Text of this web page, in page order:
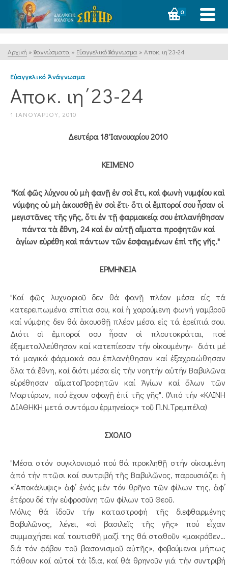
0
Αρχική » Ἀναγνώσματα » Εὐαγγελικό Ἀνάγνωσμα » Αποκ. ιη΄23-24
Εὐαγγελικό Ἀνάγνωσμα
Αποκ. ιη΄23-24
1 ΙΑΝΟΥΑΡΊΟΥ, 2010
Δευτέρα 18 Ἰανουαρίου 2010
ΚΕΙΜΕΝΟ
"Καί φῶς λύχνου οὐ μὴ φανῇ ἐν σοὶ ἔτι, καὶ φωνὴ νυμφίου καὶ
νύμφης οὐ μὴ ἀκουσθῇ ἐν σοὶ ἔτι· ὅτι οἱ ἔμποροί σου ἦσαν οἱ
μεγιστᾶνες τῆς γῆς, ὅτι ἐν τῇ φαρμακείᾳ σου ἐπλανήθησαν
πάντα τὰ ἔθνη, 24 καὶ ἐν αὐτῇ αἵματα προφητῶν καὶ
ἁγίων εὑρέθη καὶ πάντων τῶν ἐσφαγμένων ἐπὶ τῆς γῆς."
ΕΡΜΗΝΕΙΑ
"Καί φῶς λυχναριοῦ δεν θά φανῇ πλέον μέσα είς τά
κατερειπωμένα σπίτια σου, καί ἡ χαρούμενη φωνή γαμβροῦ
καί νύμφης δεν θά ἀκουσθῇ πλέον μέσα εἰς τά ἐρείπιά σου.
Διότι οἱ ἔμποροί σου ἦσαν οἱ πλουτοκράται, ποέ
ἐξεμεταλλεύθησαν καί κατεπίεσαν τήν οἰκουμένην· διότι μέ
τά μαγικά φάρμακά σου ἐπλανήθησαν καί ἐξαχρειώθησαν
ὅλα τά ἔθνη, καί διότι μέσα εἰς τήν νοητήν αὐτήν Βαβυλῶνα
εὑρέθησαν αἵματαΠροφητῶν καί Ἁγίων καί ὄλων τῶν
Μαρτύρων, πού ἔχουν σφαγῇ ἐπί τῆς γῆς". (Ἀπό τήν «ΚΑΙΝΗ
ΔΙΑΘΗΚΗ μετά συντόμου ἑρμηνείας» τοῦ Π.Ν.Τρεμπέλα)
ΣΧΟΛΙΟ
"Μέσα στόν συγκλονισμό πού θά προκληθῇ στήν οἰκουμένη
ἀπό τήν πτῶσι καί συντριβή τῆς Βαβυλῶνος, παρουσιάζει ἡ
«᾿Αποκάλυψις» ἀφ’ ἑνός μέν τόν θρῆνο τῶν φίλων της, ἀφ’
ἑτέρου δέ τήν εὐφροσύνη τῶν φίλων τοῦ Θεοῦ.
Μόλις θά ἰδοῦν τήν καταστροφή τῆς διεφθαρμένης
Βαβυλῶνος, λέγει, «οἱ βασιλεῖς τῆς γῆς» πού εἶχαν
συμμαχήσει καί ταυτισθῆ μαζί της θά σταθοῦν «μακρόθεν…
διά τόν φόβον τοῦ βασανισμοῦ αὐτῆς», φοβούμενοι μήπως
πάθουν καί αὐτοί τά ἴδια, καί θά θρηνοῦν γιά τήν συντριβή